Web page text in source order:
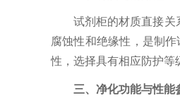
试剂柜的材质直接关系
腐蚀性和绝缘性，是制
性，选择具有相应防护等
三、净化功能与性能